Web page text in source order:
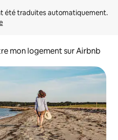
mon logement sur Airbnb